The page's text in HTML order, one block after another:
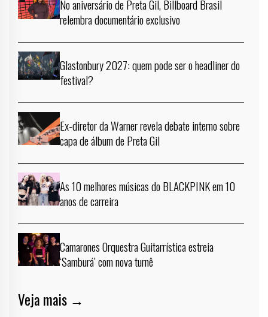
No aniversário de Preta Gil, Billboard Brasil
relembra documentário exclusivo
Glastonbury 2027: quem pode ser o headliner do
festival?
Ex-diretor da Warner revela debate interno sobre
capa de álbum de Preta Gil
As 10 melhores músicas do BLACKPINK em 10
anos de carreira
Camarones Orquestra Guitarrística estreia
‘Samburá’ com nova turnê
Veja mais →